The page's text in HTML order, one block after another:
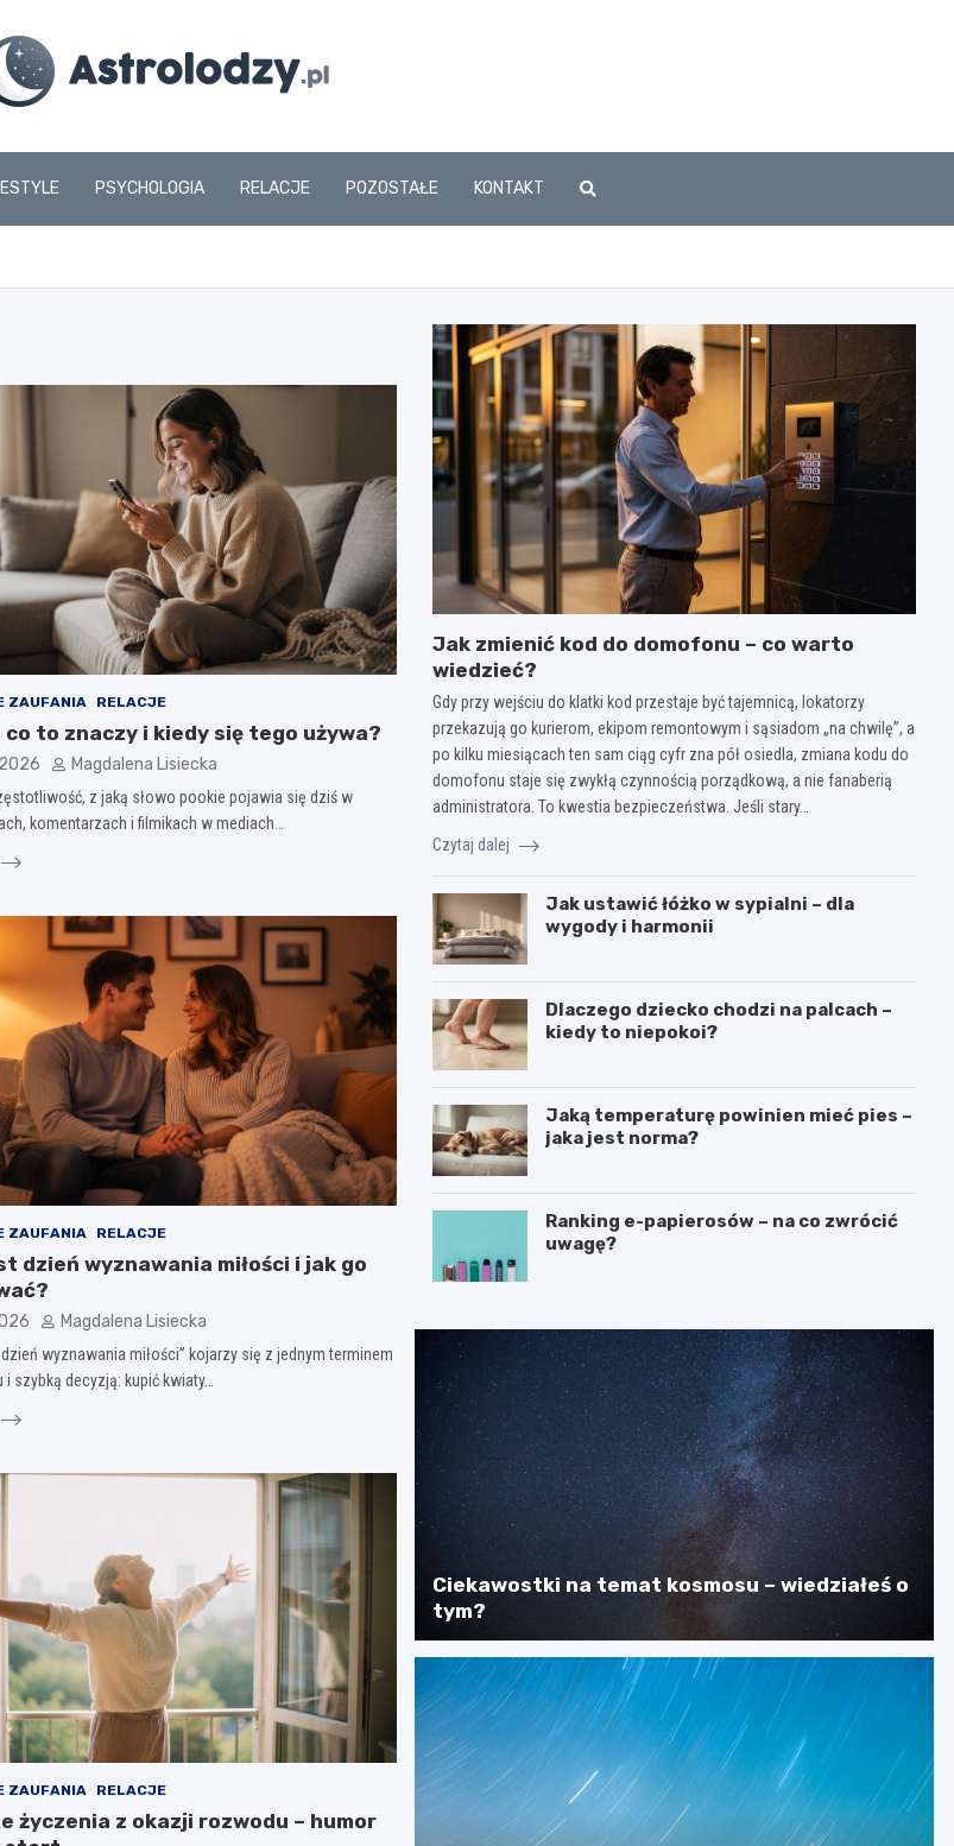
PSYCHOLOGIA RELACJE POZOSTAŁE KONTAKT
ZAUFANIA RELACJE
co to znaczy i kiedy się tego używa?
Magdalena Lisiecka
z jaką słowo pookie pojawia się dziś w
komentarzach i filmikach w mediach…
ZAUFANIA RELACJE
dzień wyznawania miłości i jak go
Magdalena Lisiecka
wyznawania miłości” kojarzy się z jednym terminem
i szybką decyzją: kupić kwiaty…
ZAUFANIA RELACJE
życzenia z okazji rozwodu – humor
Jak zmienić kod do domofonu – co warto
wiedzieć?
Gdy przy wejściu do klatki kod przestaje być tajemnicą, lokatorzy
przekazują go kurierom, ekipom remontowym i sąsiadom „na chwilę”, a
po kilku miesiącach ten sam ciąg cyfr zna pół osiedla, zmiana kodu do
domofonu staje się zwykłą czynnością porządkową, a nie fanaberią
administratora. To kwestia bezpieczeństwa. Jeśli stary…
Czytaj dalej
Jak ustawić łóżko w sypialni – dla
wygody i harmonii
Dlaczego dziecko chodzi na palcach –
kiedy to niepokoi?
Jaką temperaturę powinien mieć pies –
jaka jest norma?
Ranking e-papierosów – na co zwrócić
uwagę?
Ciekawostki na temat kosmosu – wiedziałeś o
tym?